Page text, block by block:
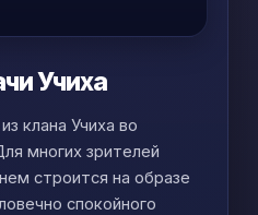
Учиха
клана Учиха во
многих зрителей
строится на образе
спокойного